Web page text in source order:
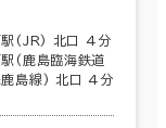
駅(JR) 北口 4分
駅(鹿島臨海鉄道
鹿島線) 北口 4分